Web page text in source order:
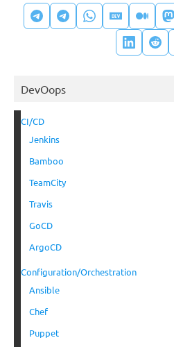
DevOops
CI/CD
Jenkins
Bamboo
TeamCity
Travis
GoCD
ArgoCD
Configuration/Orchestration
Ansible
Chef
Puppet